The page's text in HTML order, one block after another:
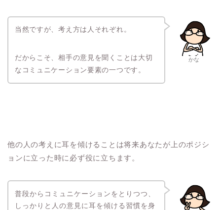
かな
当然ですが、考え方は人それぞれ。
だからこそ、相手の意見を聞くことは大切
なコミュニケーション要素の一つです。
他の人の考えに耳を傾けることは将来あなたが上のポジシ
ョンに立った時に必ず役に立ちます。
普段からコミュニケーションをとりつつ、
しっかりと人の意見に耳を傾ける習慣を身